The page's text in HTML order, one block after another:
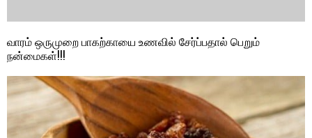
வாரம் ஒருமுறை பாகற்காயை உணவில் சேர்ப்பதால் பெறும்
நன்மைகள்!!!